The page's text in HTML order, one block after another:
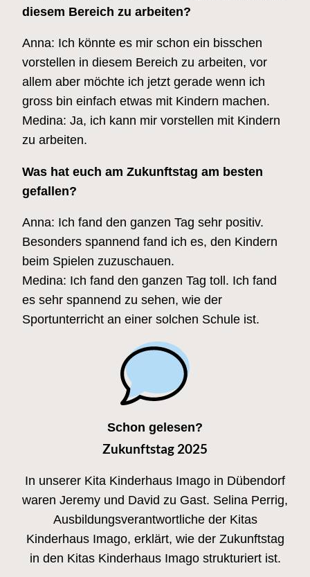
diesem Bereich zu arbeiten?
Anna: Ich könnte es mir schon ein bisschen
vorstellen in diesem Bereich zu arbeiten, vor
allem aber möchte ich jetzt gerade wenn ich
gross bin einfach etwas mit Kindern machen.
Medina: Ja, ich kann mir vorstellen mit Kindern
zu arbeiten.
Was hat euch am Zukunftstag am besten
gefallen?
Anna: Ich fand den ganzen Tag sehr positiv.
Besonders spannend fand ich es, den Kindern
beim Spielen zuzuschauen.
Medina: Ich fand den ganzen Tag toll. Ich fand
es sehr spannend zu sehen, wie der
Sportunterricht an einer solchen Schule ist.
Schon gelesen?
Zukunftstag 2025
In unserer Kita Kinderhaus Imago in Dübendorf
waren Jeremy und David zu Gast. Selina Perrig,
Ausbildungsverantwortliche der Kitas
Kinderhaus Imago, erklärt, wie der Zukunftstag
in den Kitas Kinderhaus Imago strukturiert ist.